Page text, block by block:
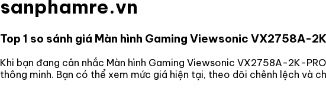
sanphamre.vn
Top 1 so sánh giá Màn hình Gaming Viewsonic VX2758A-
Khi bạn đang cân nhắc Màn hình Gaming Viewsonic VX2758A-2K-
thông minh. Bạn có thể xem mức giá hiện tại, theo dõi chênh lệch và